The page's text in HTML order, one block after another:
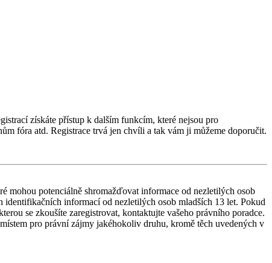
získáte přístup k dalším funkcím, které nejsou pro
fóra atd. Registrace trvá jen chvíli a tak vám ji můžeme doporučit.
mohou potenciálně shromažďovat informace od nezletilých osob
informací od nezletilých osob mladších 13 let. Pokud
se zkoušíte zaregistrovat, kontaktujte vašeho právního poradce.
pro právní zájmy jakéhokoliv druhu, kromě těch uvedených v